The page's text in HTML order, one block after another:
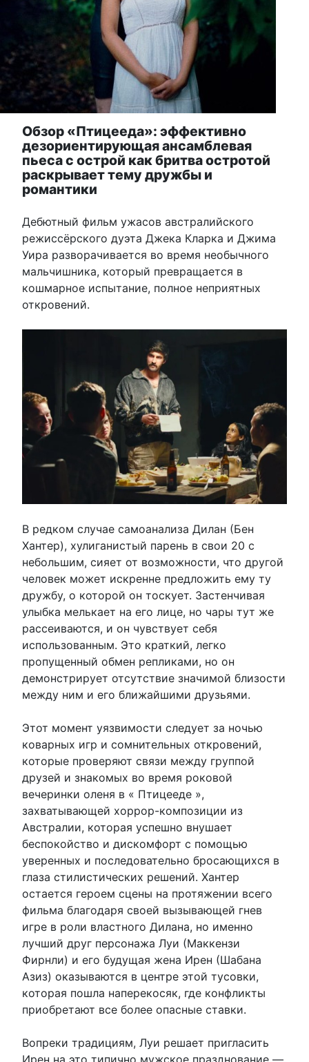
Обзор «Птицееда»: эффективно
дезориентирующая ансамблевая
пьеса с острой как бритва остротой
раскрывает тему дружбы и
романтики
Дебютный фильм ужасов австралийского
режиссёрского дуэта Джека Кларка и Джима
Уира разворачивается во время необычного
мальчишника, который превращается в
кошмарное испытание, полное неприятных
откровений.
В редком случае самоанализа Дилан (Бен
Хантер), хулиганистый парень в свои 20 с
небольшим, сияет от возможности, что другой
человек может искренне предложить ему ту
дружбу, о которой он тоскует. Застенчивая
улыбка мелькает на его лице, но чары тут же
рассеиваются, и он чувствует себя
использованным. Это краткий, легко
пропущенный обмен репликами, но он
демонстрирует отсутствие значимой близости
между ним и его ближайшими друзьями.
Этот момент уязвимости следует за ночью
коварных игр и сомнительных откровений,
которые проверяют связи между группой
друзей и знакомых во время роковой
вечеринки оленя в « Птицееде »,
захватывающей хоррор-композиции из
Австралии, которая успешно внушает
беспокойство и дискомфорт с помощью
уверенных и последовательно бросающихся в
глаза стилистических решений. Хантер
остается героем сцены на протяжении всего
фильма благодаря своей вызывающей гнев
игре в роли властного Дилана, но именно
лучший друг персонажа Луи (Маккензи
Фирнли) и его будущая жена Ирен (Шабана
Азиз) оказываются в центре этой тусовки,
которая пошла наперекосяк, где конфликты
приобретают все более опасные ставки.
Вопреки традициям, Луи решает пригласить